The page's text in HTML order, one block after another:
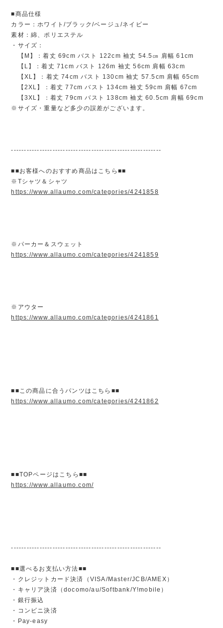
■商品仕様
カラー：ホワイト/ブラック/ベージュ/ネイビー
素材：綿、ポリエステル
・サイズ：
【M】：着丈 69cm バスト 122cm 袖丈 54.5㎝ 肩幅 61cm
【L】：着丈 71cm バスト 126m 袖丈 56cm 肩幅 63cm
【XL】：着丈 74cm バスト 130cm 袖丈 57.5cm 肩幅 65cm
【2XL】：着丈 77cm バスト 134cm 袖丈 59cm 肩幅 67cm
【3XL】：着丈 79cm バスト 138cm 袖丈 60.5cm 肩幅 69cm
※サイズ・重量など多少の誤差がございます。
----------------------------------------------------------
■■お客様へのおすすめ商品はこちら■■
※Tシャツ＆シャツ
https://www.allaumo.com/categories/4241858
※パーカー＆スウェット
https://www.allaumo.com/categories/4241859
※アウター
https://www.allaumo.com/categories/4241861
■■この商品に合うパンツはこちら■■
https://www.allaumo.com/categories/4241862
■■TOPページはこちら■■
https://www.allaumo.com/
----------------------------------------------------------
■■選べるお支払い方法■■
・クレジットカード決済（VISA/Master/JCB/AMEX）
・キャリア決済（docomo/au/Softbank/Y!mobile）
・銀行振込
・コンビニ決済
・Pay-easy